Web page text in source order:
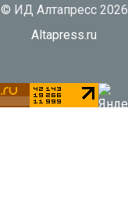
© ИД Алтапресс 2026
Altapress.ru